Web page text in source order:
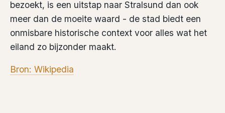
bezoekt, is een uitstap naar Stralsund dan ook
meer dan de moeite waard - de stad biedt een
onmisbare historische context voor alles wat het
eiland zo bijzonder maakt.
Bron: Wikipedia